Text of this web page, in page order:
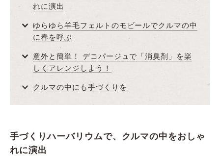
れに演出
ゆらゆら羊毛フェルトのモビールでクルマの中
に春を呼ぶ
意外と簡単！ デコパージュで「消臭剤」を楽
しくアレンジしよう！
クルマの中にも手づくりを
手づくりハーバリウムで、クルマの中をおしゃ
れに演出